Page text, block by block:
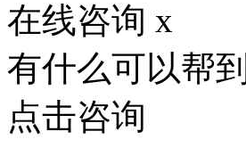
在线咨询 x
有什么可以帮
点击咨询